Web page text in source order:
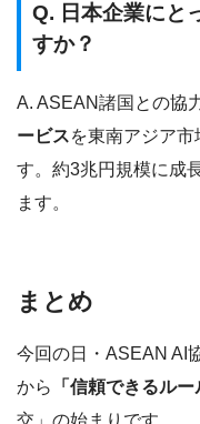
Q. 日本企業にと
すか？
A. ASEAN諸国との協
ービスを東南アジア
す。約3兆円規模に成
ます。
まとめ
今回の日・ASEAN AI
から
「信頼できるルー